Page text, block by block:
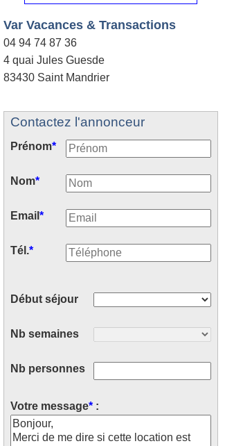
Var Vacances & Transactions
04 94 74 87 36
4 quai Jules Guesde
83430 Saint Mandrier
Contactez l'annonceur
Prénom*
Nom*
Email *
Tél.*
Début séjour
Nb semaines
Nb personnes
Votre message* :